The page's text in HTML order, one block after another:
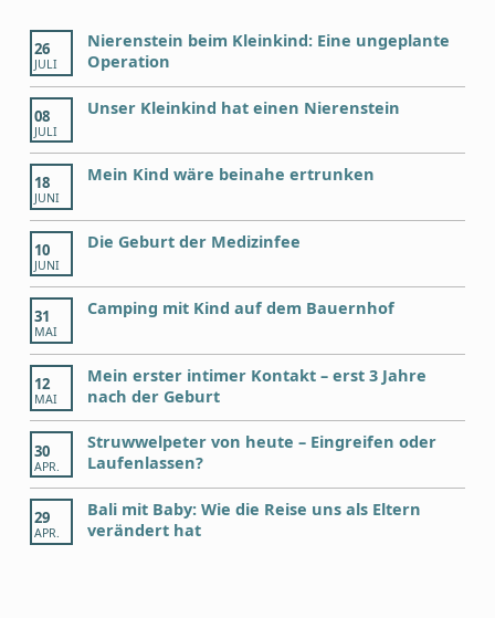
26
JULI
Nierenstein beim Kleinkind: Eine ungeplante
Operation
08
JULI
Unser Kleinkind hat einen Nierenstein
18
JUNI
Mein Kind wäre beinahe ertrunken
10
JUNI
Die Geburt der Medizinfee
31
MAI
Camping mit Kind auf dem Bauernhof
12
MAI
Mein erster intimer Kontakt – erst 3 Jahre
nach der Geburt
30
APR.
Struwwelpeter von heute – Eingreifen oder
Laufenlassen?
29
APR.
Bali mit Baby: Wie die Reise uns als Eltern
verändert hat